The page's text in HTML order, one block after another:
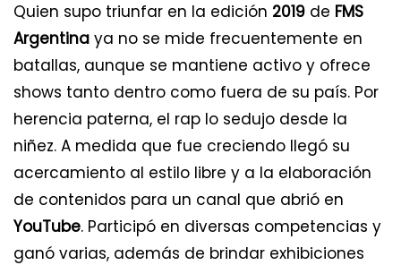
Quien supo triunfar en la edición 2019 de FMS
Argentina ya no se mide frecuentemente en
batallas, aunque se mantiene activo y ofrece
shows tanto dentro como fuera de su país. Por
herencia paterna, el rap lo sedujo desde la
niñez. A medida que fue creciendo llegó su
acercamiento al estilo libre y a la elaboración
de contenidos para un canal que abrió en
YouTube. Participó en diversas competencias y
ganó varias, además de brindar exhibiciones